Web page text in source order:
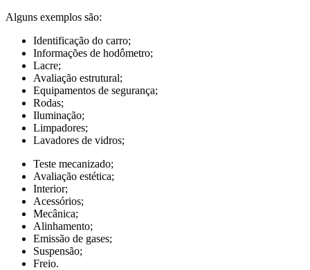
Alguns exemplos são:
Identificação do carro;
Informações de hodômetro;
Lacre;
Avaliação estrutural;
Equipamentos de segurança;
Rodas;
Iluminação;
Limpadores;
Lavadores de vidros;
Teste mecanizado;
Avaliação estética;
Interior;
Acessórios;
Mecânica;
Alinhamento;
Emissão de gases;
Suspensão;
Freio.